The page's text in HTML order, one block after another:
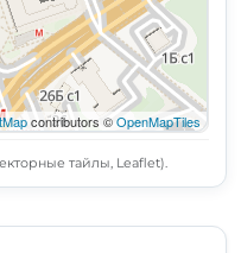
contributors ©OpenMapTiles
тайлы, Leaflet).